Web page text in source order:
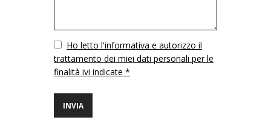
VuotoHo letto l'informativa e autorizzo il
trattamento dei miei dati personali per le
finalità ivi indicate *